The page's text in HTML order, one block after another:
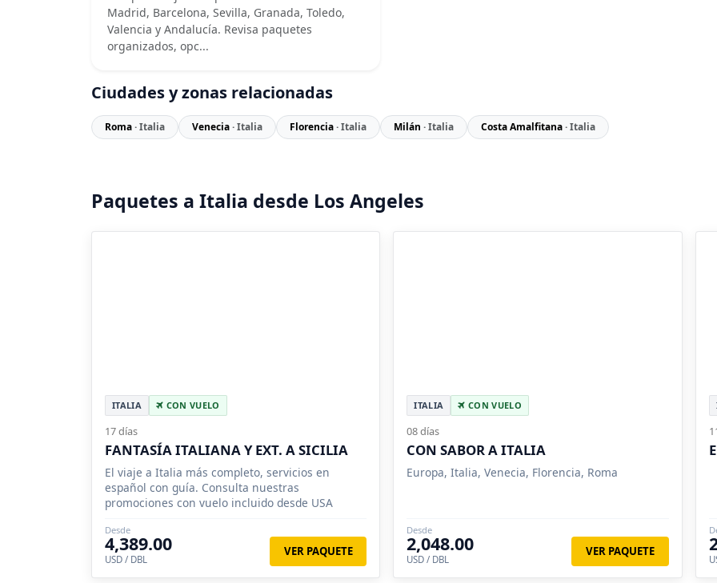
Madrid, Barcelona, Sevilla, Granada, Toledo,
Valencia y Andalucía. Revisa paquetes
organizados, opc...
Ciudades y zonas relacionadas
Roma· Italia Venecia· Italia Florencia· Italia Milán · Italia Costa Amalfitana· Italia
Paquetes a Italia desde Los Angeles
ITALIA CON VUELO
17 días
FANTASÍA ITALIANA Y EXT. A SICILIA
El viaje a Italia más completo, servicios en
español con guía. Consulta nuestras
promociones con vuelo incluido desde USA
Desde
4,389.00
USD / DBL
VER PAQUETE
ITALIA CON VUELO
08 días
CON SABOR A ITALIA
Europa, Italia, Venecia, Florencia, Roma
Desde
2,048.00
USD / DBL
VER PAQUETE